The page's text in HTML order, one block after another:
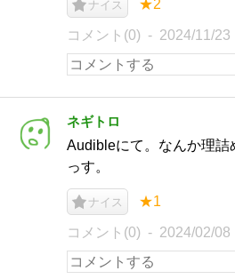
ナイス ★2
コメント(0) 2024/11/23
ネギトロ
Audibleにて。なんか理詰
っす。
ナイス ★1
コメント(0) 2024/02/08